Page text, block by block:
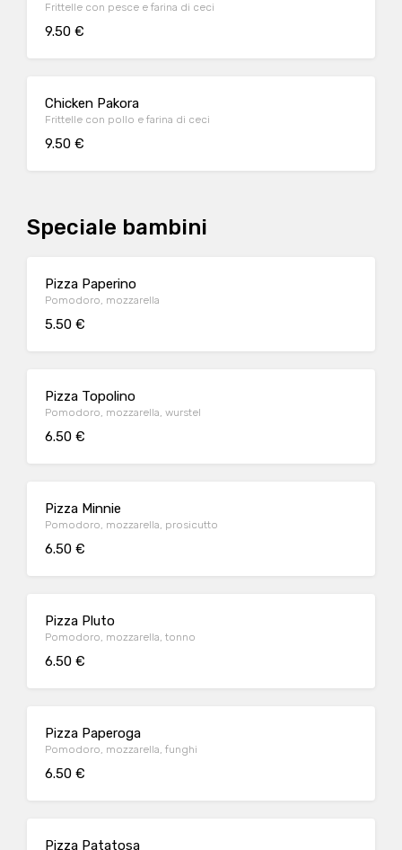
Frittelle con pesce e farina di ceci
9.50 €
Chicken Pakora
Frittelle con pollo e farina di ceci
9.50 €
Speciale bambini
Pizza Paperino
Pomodoro, mozzarella
5.50 €
Pizza Topolino
Pomodoro, mozzarella, wurstel
6.50 €
Pizza Minnie
Pomodoro, mozzarella, prosicutto
6.50 €
Pizza Pluto
Pomodoro, mozzarella, tonno
6.50 €
Pizza Paperoga
Pomodoro, mozzarella, funghi
6.50 €
Pizza Patatosa